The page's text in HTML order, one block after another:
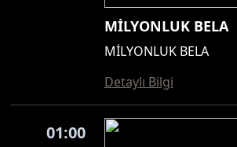
MİLYONLUK BELA
MİLYONLUK BELA
Detaylı Bilgi
01:00